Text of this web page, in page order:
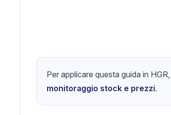
Per applicare questa guida in
monitoraggio stock e prezzi.